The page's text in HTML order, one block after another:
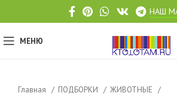
НАШ
МЕНЮ
Главная ПОДБОРКИ
ЖИВОТНЫЕ